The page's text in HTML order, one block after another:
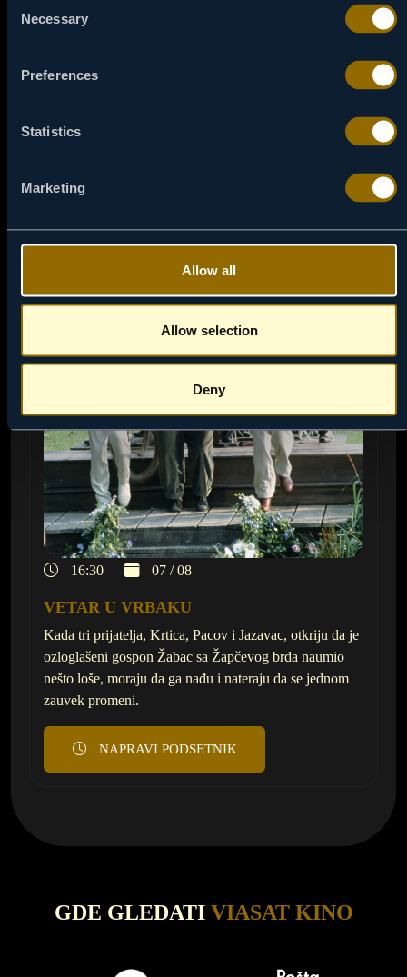
Selection
Necessary
Preferences
Statistics
Marketing
Allow all
Allow selection
Deny
JEDAN JE DŽIMI GRIMBL
da povede svoj fudbalski klub u finale kupa.
16:30 07 / 08
VETAR U VRBAKU
Kada tri prijatelja, Krtica, Pacov i Jazavac, otkriju da je
ozloglašeni gospon Žabac sa Žapčevog brda naumio
nešto loše, moraju da ga nađu i nateraju da se jednom
zauvek promeni.
NAPRAVI PODSETNIK
GDE GLEDATIVIASAT KINO